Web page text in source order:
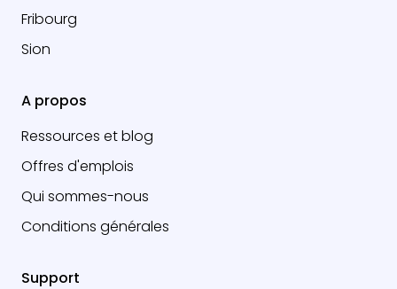
Fribourg
Sion
A propos
Ressources et blog
Offres d'emplois
Qui sommes-nous
Conditions générales
Support